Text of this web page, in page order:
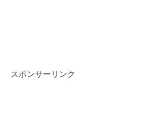
スポンサーリンク